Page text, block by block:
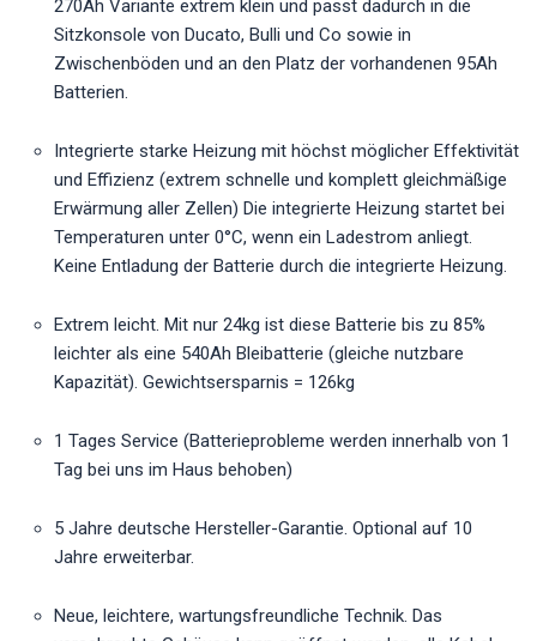
270Ah Variante extrem klein und passt dadurch in die
Sitzkonsole von Ducato, Bulli und Co sowie in
Zwischenböden und an den Platz der vorhandenen 95Ah
Batterien.
Integrierte starke Heizung mit höchst möglicher Effektivität
und Effizienz (extrem schnelle und komplett gleichmäßige
Erwärmung aller Zellen) Die integrierte Heizung startet bei
Temperaturen unter 0°C, wenn ein Ladestrom anliegt.
Keine Entladung der Batterie durch die integrierte Heizung.
Extrem leicht. Mit nur 24kg ist diese Batterie bis zu 85%
leichter als eine 540Ah Bleibatterie (gleiche nutzbare
Kapazität). Gewichtsersparnis = 126kg
1 Tages Service (Batterieprobleme werden innerhalb von 1
Tag bei uns im Haus behoben)
5 Jahre deutsche Hersteller-Garantie. Optional auf 10
Jahre erweiterbar.
Neue, leichtere, wartungsfreundliche Technik. Das